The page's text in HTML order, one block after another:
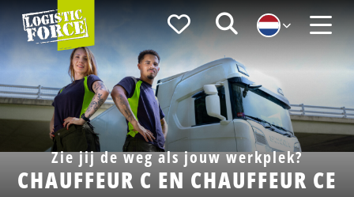
Logistic
Force
FavorietenZoeken
Menu
Zie jij de weg als jouw werkplek?
CHAUFFEUR C EN CHAUFFEUR CE